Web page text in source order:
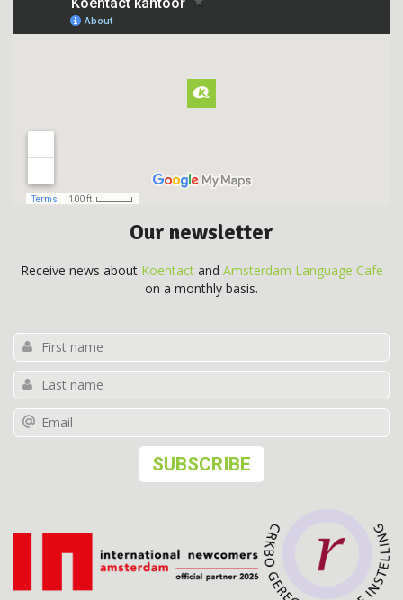
Our newsletter
Receive news about Koentactand Amsterdam Language Cafe
on a monthly basis.